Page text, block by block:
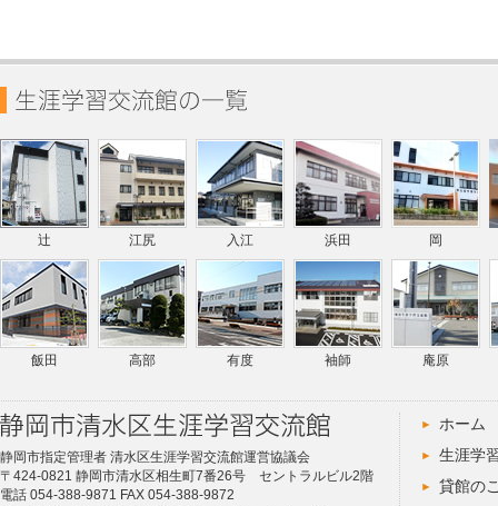
辻 江尻 入江 浜田 岡
飯田 高部 有度 袖師 庵原
静岡市指定管理者 清水区生涯学習交流館運営協議会
〒424-0821 静岡市清水区相生町7番26号 セントラルビル2階
電話 054-388-9871 FAX 054-388-9872
ホーム
生涯学
貸館の